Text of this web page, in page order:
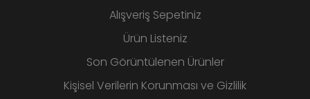
Alışveriş Sepetiniz
Ürün Listeniz
Son Görüntülenen Ürünler
Kişisel Verilerin Korunması ve Gizlilik